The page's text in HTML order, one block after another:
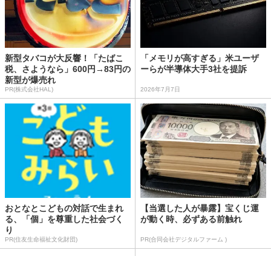
新型タバコが大反響！「たばこ
税、さようなら」600円→83円の
新型が爆売れ
PR(株式会社HAL)
「メモリが高すぎる」米ユーザ
ーらが半導体大手3社を提訴
2026年7月7日
おとなとこどもの対話で生まれ
る、「個」を尊重した社会づく
り
PR(住友生命福祉文化財団)
【当選した人が暴露】宝くじ運
が動く時、必ずある前触れ
PR(合同会社デジタルファーム )